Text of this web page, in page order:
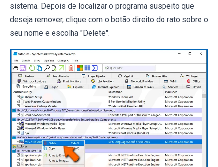
sistema. Depois de localizar o programa suspeito que
deseja remover, clique com o botão direito do rato sobre o
seu nome e escolha "Delete".